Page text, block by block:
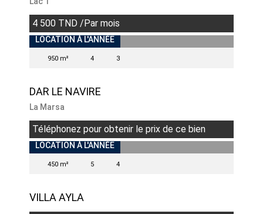
4 500 TND /Par mois
INDISPONIBLE
LOCATION À L'ANNÉE
950 m² 4 3
DAR LE NAVIRE
La Marsa
Téléphonez pour obtenir le prix de ce bien
LOCATION À L'ANNÉE
450 m² 5 4
VILLA AYLA